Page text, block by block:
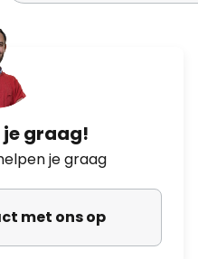
je graag!
je graag
met ons op